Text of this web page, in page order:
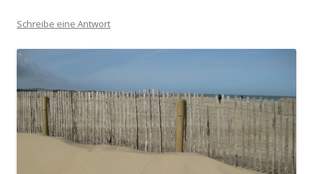
Schreibe eine Antwort